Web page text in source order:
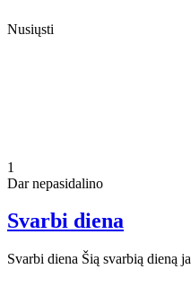
Nusiųsti
1
Dar nepasidalino
Svarbi diena
Svarbi diena Šią svarbią dieną